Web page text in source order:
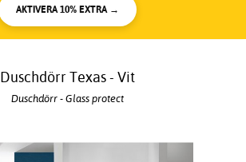
AKTIVERA 10% EXTRA →
Duschdörr Texas - Vit
Duschdörr - Glass protect